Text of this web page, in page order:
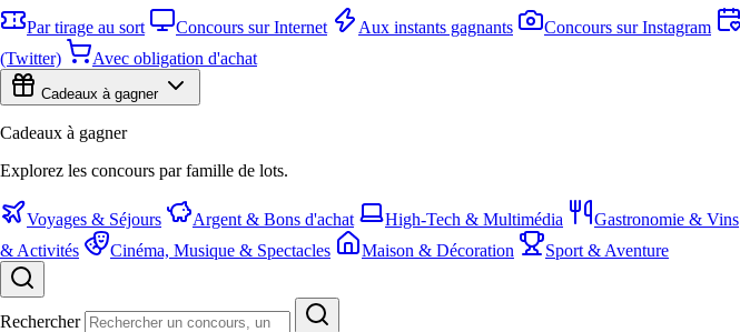
Par tirage au sort Concours sur Internet Aux instants gagnants Concours sur Instagram
(Twitter)
Avec obligation d'achat
Cadeaux à gagner
Cadeaux à gagner
Explorez les concours par famille de lots.
Voyages & Séjours Argent & Bons d'achat High-Tech & Multimédia Gastronomie & Vins
& Activités
Cinéma, Musique & Spectacles Maison & Décoration Sport & Aventure
Rechercher